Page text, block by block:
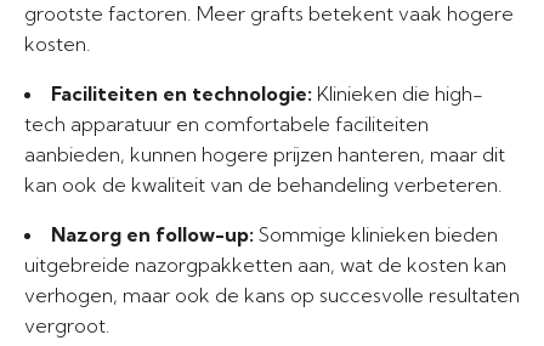
grootste factoren. Meer grafts betekent vaak hogere
kosten.
Faciliteiten en technologie: Klinieken die high-
tech apparatuur en comfortabele faciliteiten
aanbieden, kunnen hogere prijzen hanteren, maar dit
kan ook de kwaliteit van de behandeling verbeteren.
Nazorg en follow-up: Sommige klinieken bieden
uitgebreide nazorgpakketten aan, wat de kosten kan
verhogen, maar ook de kans op succesvolle resultaten
vergroot.